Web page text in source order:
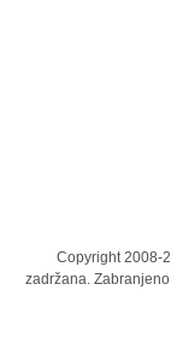
Copyright 2008-
zadržana.